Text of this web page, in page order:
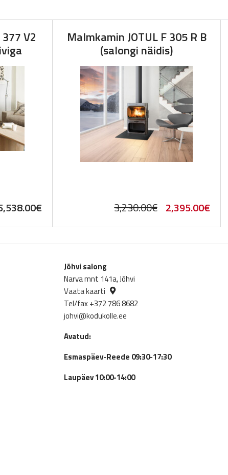
V2
€
Malmkamin JOTUL F 305 R B
(salongi näidis)
3,230.00€ Original
price
was:
2,395.00€
is:
Jõhvi salong
Narva mnt 141a, Jõhvi
Vaata kaarti
Tel/fax +372 786 8682
johvi@kodukolle.ee
Avatud:
Esmaspäev-Reede 09:30-17:30
Laupäev 10:00-14:00